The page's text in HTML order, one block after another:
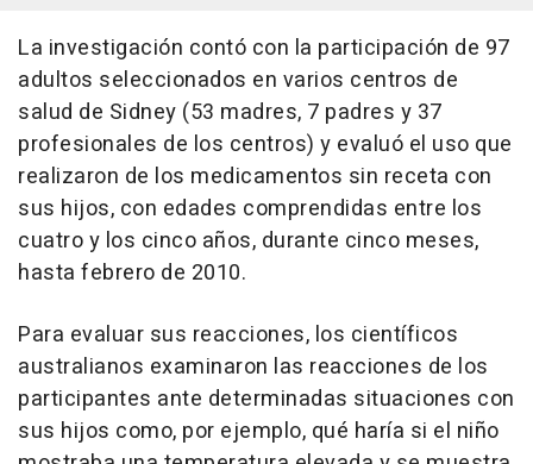
La investigación contó con la participación de 97
adultos seleccionados en varios centros de
salud de Sidney (53 madres, 7 padres y 37
profesionales de los centros) y evaluó el uso que
realizaron de los medicamentos sin receta con
sus hijos, con edades comprendidas entre los
cuatro y los cinco años, durante cinco meses,
hasta febrero de 2010.
Para evaluar sus reacciones, los científicos
australianos examinaron las reacciones de los
participantes ante determinadas situaciones con
sus hijos como, por ejemplo, qué haría si el niño